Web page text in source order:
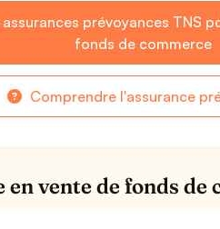
prévoyances TNS
fonds de commerce
Comprendre l'assurance
vente de fonds de